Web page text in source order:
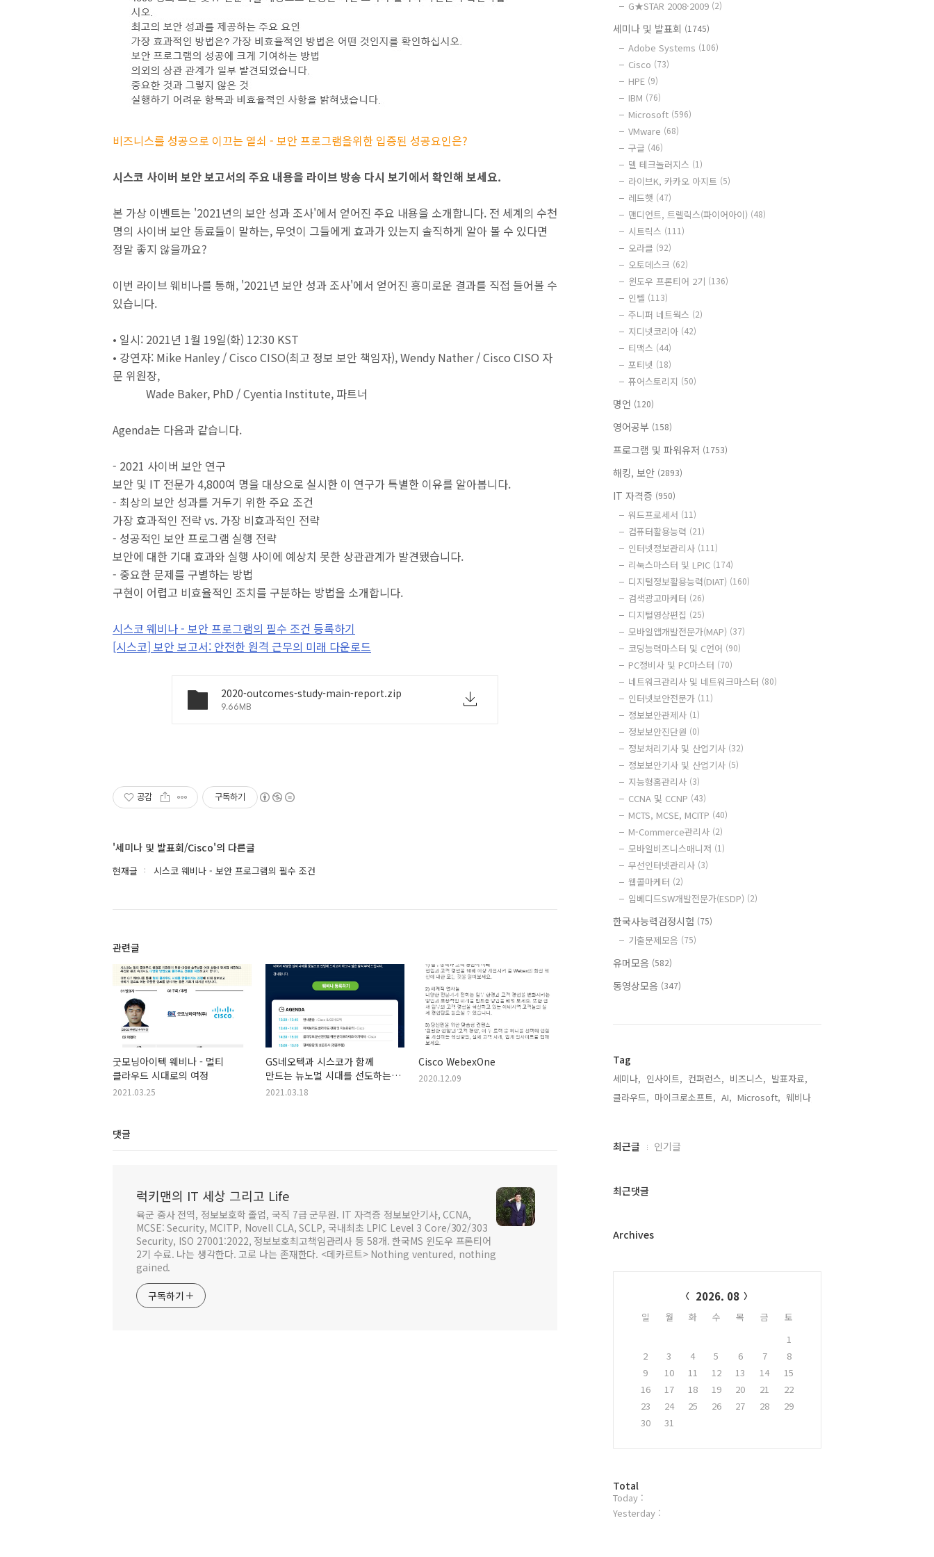
비즈니스를 성공으로 이끄는 열쇠 - 보안 프로그램을위한 입증된 성공요인은?
시스코 사이버 보안 보고서의 주요 내용을 라이브 방송 다시 보기에서 확인해 보세요.
본 가상 이벤트는 '2021년의 보안 성과 조사'에서 얻어진 주요 내용을 소개합니다. 전 세계의 수천
명의 사이버 보안 동료들이 말하는, 무엇이 그들에게 효과가 있는지 솔직하게 알아 볼 수 있다면
정말 좋지 않을까요?
이번 라이브 웨비나를 통해, '2021년 보안 성과 조사'에서 얻어진 흥미로운 결과를 직접 들어볼 수
있습니다.
• 일시: 2021년 1월 19일(화) 12:30 KST
• 강연자: Mike Hanley / Cisco CISO(최고 정보 보안 책임자), Wendy Nather / Cisco CISO 자
문 위원장,
Wade Baker, PhD / Cyentia Institute, 파트너
Agenda는 다음과 같습니다.
- 2021 사이버 보안 연구
보안 및 IT 전문가 4,800여 명을 대상으로 실시한 이 연구가 특별한 이유를 알아봅니다.
- 최상의 보안 성과를 거두기 위한 주요 조건
가장 효과적인 전략 vs. 가장 비효과적인 전략
- 성공적인 보안 프로그램 실행 전략
보안에 대한 기대 효과와 실행 사이에 예상치 못한 상관관계가 발견됐습니다.
- 중요한 문제를 구별하는 방법
구현이 어렵고 비효율적인 조치를 구분하는 방법을 소개합니다.
시스코 웨비나 - 보안 프로그램의 필수 조건 등록하기
[시스코] 보안 보고서: 안전한 원격 근무의 미래 다운로드
2020-outcomes-study-main-report.zip
9.66MB
공감 구독하기
'세미나 및 발표회/Cisco'의 다른글
현재글 시스코 웨비나 - 보안 프로그램의 필수 조건
관련글
굿모닝아이텍 웨비나 - 멀티
클라우드 시대로의 여정
2021.03.25
GS네오텍과 시스코가 함께
만드는 뉴노멀 시대를 선도하는
클라우드 기반의 엔터프라이즈 IT
2021.03.18
Cisco WebexOne
2020.12.09
댓글
럭키맨의 IT 세상 그리고 Life
육군 중사 전역, 정보보호학 졸업, 국직 7급 군무원. IT 자격증 정보보안기사, CCNA,
MCSE: Security, MCITP, Novell CLA, SCLP, 국내최초 LPIC Level 3 Core/302/303
Security, ISO 27001:2022, 정보보호최고책임관리사 등 58개. 한국MS 윈도우 프론티어
2기 수료. 나는 생각한다. 고로 나는 존재한다. <데카르트> Nothing ventured, nothing
gained.
구독하기
G★STAR 2008·2009 (2)
세미나 및 발표회 (1745)
Adobe Systems (106)
Cisco (73)
HPE (9)
IBM (76)
Microsoft (596)
VMware (68)
구글 (46)
델 테크놀러지스 (1)
라이브K, 카카오 아지트 (5)
레드햇 (47)
맨디언트, 트렐릭스(파이어아이) (48)
시트릭스 (111)
오라클 (92)
오토데스크 (62)
윈도우 프론티어 2기 (136)
인텔 (113)
주니퍼 네트웍스 (2)
지디넷코리아 (42)
티맥스 (44)
포티넷 (18)
퓨어스토리지 (50)
명언 (120)
영어공부 (158)
프로그램 및 파워유저 (1753)
해킹, 보안 (2893)
IT 자격증 (950)
워드프로세서 (11)
컴퓨터활용능력 (21)
인터넷정보관리사 (111)
리눅스마스터 및 LPIC (174)
디지털정보활용능력(DIAT) (160)
검색광고마케터 (26)
디지털영상편집 (25)
모바일앱개발전문가(MAP) (37)
코딩능력마스터 및 C언어 (90)
PC정비사 및 PC마스터 (70)
네트워크관리사 및 네트워크마스터 (80)
인터넷보안전문가 (11)
정보보안관제사 (1)
정보보안진단원 (0)
정보처리기사 및 산업기사 (32)
정보보안기사 및 산업기사 (5)
지능형홈관리사 (3)
CCNA 및 CCNP (43)
MCTS, MCSE, MCITP (40)
M-Commerce관리사 (2)
모바일비즈니스매니저 (1)
무선인터넷관리사 (3)
웹콜마케터 (2)
임베디드SW개발전문가(ESDP) (2)
한국사능력검정시험 (75)
기출문제모음 (75)
유머모음 (582)
동영상모음 (347)
Tag
세미나, 인사이트, 컨퍼런스, 비즈니스, 발표자료,
클라우드, 마이크로소프트, AI, Microsoft, 웨비나,
최
과
글
최근글 인기글
최근댓글
Archives
2026. 08
일 월 화 수 목 금
토
1
2
3 4 5 6 7
8
9
10 11 12 13 14
15
16
17 18 19 20 21
22
23
24 25 26 27 28
29
30
31
방
문
자
Total
Today :
Yesterday :